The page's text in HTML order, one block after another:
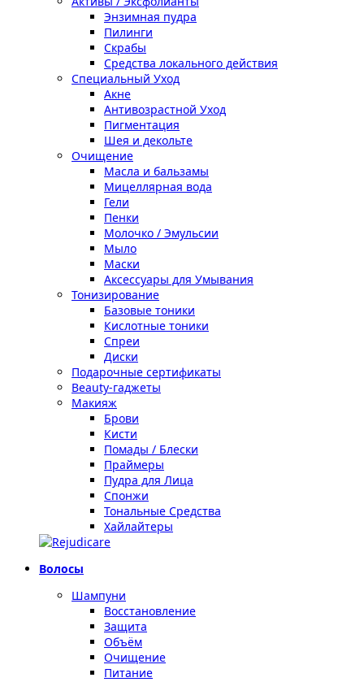
Энзимная пудра
Пилинги
Скрабы
Средства локального действия
Специальный Уход
Акне
Антивозрастной Уход
Пигментация
Шея и декольте
Очищение
Масла и бальзамы
Мицеллярная вода
Гели
Пенки
Молочко / Эмульсии
Мыло
Маски
Аксессуары для Умывания
Тонизирование
Базовые тоники
Кислотные тоники
Спреи
Диски
Подарочные сертификаты
Beauty-гаджеты
Макияж
Брови
Кисти
Помады / Блески
Праймеры
Пудра для Лица
Спонжи
Тональные Средства
Хайлайтеры
Волосы
Шампуни
Восстановление
Защита
Объём
Очищение
Питание